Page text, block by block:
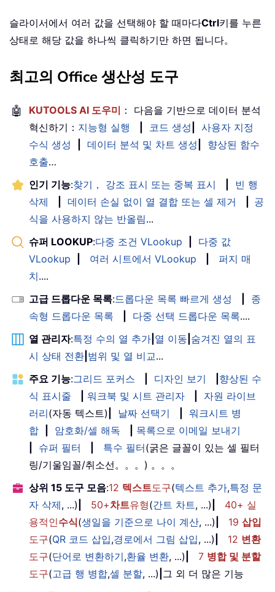
슬라이서에서 여러 값을 선택해야 할 때마다Ctrl키를 누른
상태로 해당 값을 하나씩 클릭하기만 하면 됩니다。
최고의 Office 생산성 도구
🤖 KUTOOLS AI 도우미 ： 다음을 기반으로 데이터 분석
혁신하기： 지능형 실행 코드 생성
사용자 지정
수식 생성
데이터 분석 및 차트 생성
향상된 함수
호출…
인기 기능:찾기， 강조 표시 또는 중복 표시
빈 행
삭제
데이터 손실 없이 열 결합 또는 셀 제거
공
식을 사용하지 않는 반올림...
슈퍼 LOOKUP:다중 조건 VLookup
다중 값
VLookup
여러 시트에서 VLookup
퍼지 매
치....
고급 드롭다운 목록:드롭다운 목록 빠르게 생성
종
속형 드롭다운 목록
다중 선택 드롭다운 목록....
열 관리자:특정 수의 열 추가 열 이동 숨겨진 열의 표
시 상태 전환 범위 및 열 비교...
주요 기능:그리드 포커스 디자인 보기
향상된 수
식 표시줄
워크북 및 시트 관리자
자원 라이브
러리(자동 텍스트) 날짜 선택기
워크시트 병
합
암호화/셀 해독
목록으로 이메일 보내기
슈퍼 필터 특수 필터(굵은 글꼴이 있는 셀 필터
링/기울임꼴/취소선。。。) 。。。
상위 15 도구 모음:12 텍스트도구(텍스트 추가,특정 문
자 삭제, ...) 50+차트유형(간트 차트, ...)
40+ 실
용적인수식(생일을 기준으로 나이 계산, ...) 19 삽입
도구(QR 코드 삽입,경로에서 그림 삽입, ...) 12 변환
도구(단어로 변환하기,환율 변환, ...) 7 병합 및 분할
도구(고급 행 병합,셀 분할, ...) 그 외 더 많은 기능